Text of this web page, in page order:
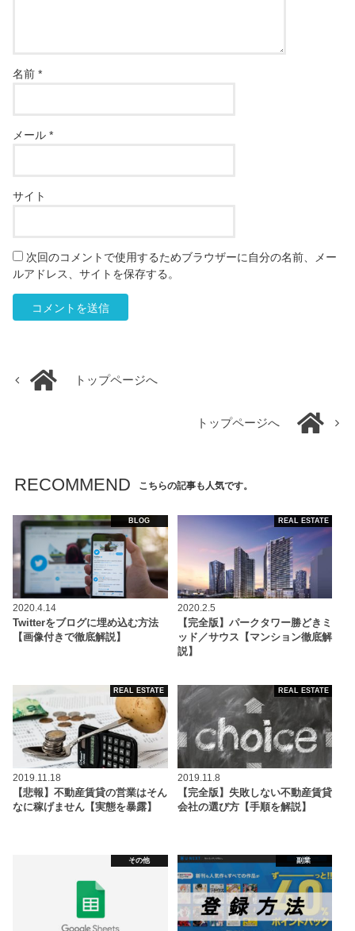
名前*
メール*
サイト
次回のコメントで使用するためブラウザーに自分の名前、メー
ルアドレス、サイトを保存する。
トップページへ
トップページへ
RECOMMEND こちらの記事も人気です。
BLOG
2020.4.14
Twitterをブログに埋め込む方法
【画像付きで徹底解説】
REAL ESTATE
2020.2.5
【完全版】パークタワー勝どきミ
ッド／サウス【マンション徹底解
説】
REAL ESTATE
2019.11.18
【悲報】不動産賃貸の営業はそん
なに稼げません【実態を暴露】
REAL ESTATE
2019.11.8
【完全版】失敗しない不動産賃貸
会社の選び方【手順を解説】
その他 副業